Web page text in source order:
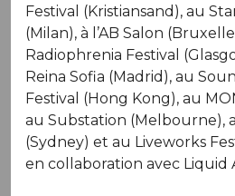
Festival (Kristiansand), au
(Milan), à l’AB Salon
Radiophrenia Festival
Reina Sofia (Madrid), au
Festival (Hong Kong), au
au Substation (Melbourne),
(Sydney) et au Liveworks
en collaboration avec Liquid